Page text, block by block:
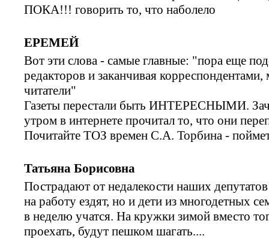
ПОКА!!! говорить то, что наболело
ЕРЕМЕЙ
Вот эти слова - самые главные: "пора еще
редакторов и заканчивая
читатели"
Газеты перестали быть ИНТЕРЕСНЫМИ.
утром в интернете прочитал то, что они
Почитайте ТОЗ времен С.А. Торбина -
Татьяна Борисовна
Пострадают от недалекости наших
на работу ездят, но и дети из многодетных
в неделю учатся. На кружки зимой вместо
проехать, будут пешком шагать....